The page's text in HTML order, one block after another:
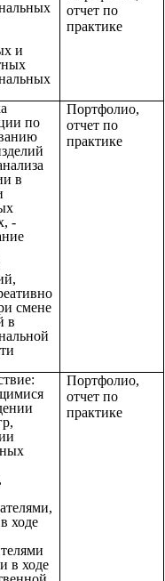
и
отчет по
практике
по
в
-
смене
в
Портфолио,
отчет по
практике
ходе
в ходе
Портфолио,
отчет по
практике